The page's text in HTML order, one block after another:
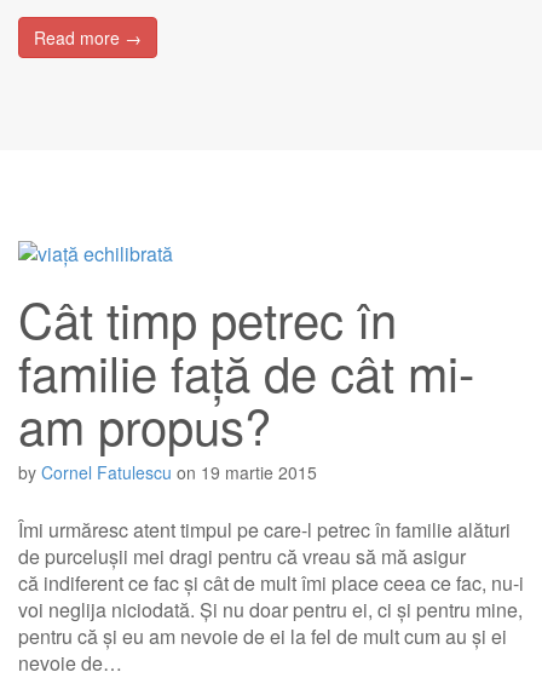
Read more →
Cât timp petrec în
familie față de cât mi-
am propus?
by Cornel Fatulescu on 19 martie 2015
Îmi urmăresc atent timpul pe care-l petrec în familie alături
de purcelușii mei dragi pentru că vreau să mă asigur
că indiferent ce fac și cât de mult îmi place ceea ce fac, nu-i
voi neglija niciodată. Și nu doar pentru ei, ci și pentru mine,
pentru că și eu am nevoie de ei la fel de mult cum au și ei
nevoie de…